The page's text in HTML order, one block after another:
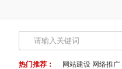
热门推荐： 网站建设 网络推广